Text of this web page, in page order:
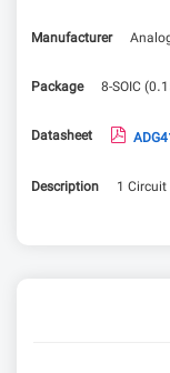
Manufacturer
Package 8-SOIC
Datasheet
Description 1 Circuit